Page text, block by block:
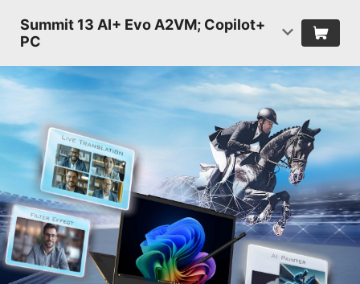
Summit 13 AI+ Evo A2VM; Copilot+
PC